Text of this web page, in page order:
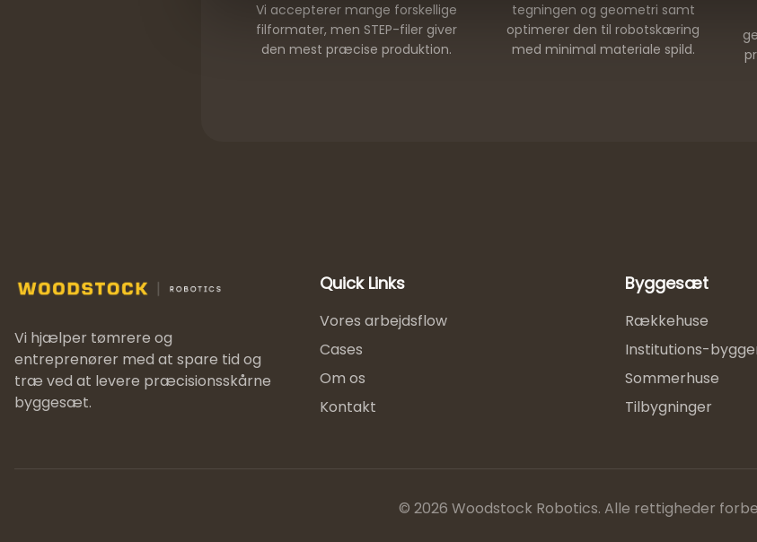
Vi accepterer mange forskellige
filformater, men STEP-filer giver
den mest præcise produktion.
tegningen og geometri samt
optimerer den til robotskæring
med minimal materiale spild.
Vi hjælper tømrere og
entreprenører med at spare tid og
træ ved at levere præcisionsskårne
byggesæt.
Quick Links
Vores arbejdsflow
Cases
Om os
Kontakt
Byggesæt
Rækkehuse
Institutions-
Sommerhuse
Tilbygninger
© 2026 Woodstock Robotics. Alle rettigheder